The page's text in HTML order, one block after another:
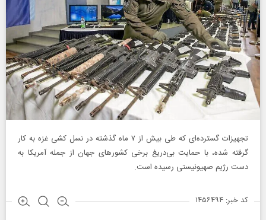
تجهیزات گسترده‌ای که طی بیش از ۷ ماه گذشته در نسل‌ کشی غزه به کار
گرفته شده، با حمایت بی‌دریغ برخی کشورهای جهان از جمله آمریکا به
دست رژیم صهیونیستی رسیده است.
کد خبر: ۱۴۵۶۴۹۴